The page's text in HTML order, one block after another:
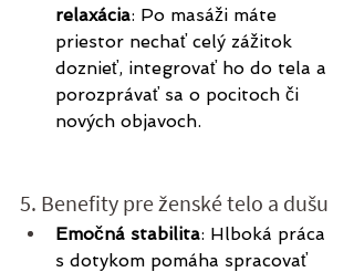
relaxácia: Po masáži máte
priestor nechať celý zážitok
doznieť, integrovať ho do tela a
porozprávať sa o pocitoch či
nových objavoch.
5. Benefity pre ženské telo a dušu
Emočná stabilita: Hlboká práca
s dotykom pomáha spracovať